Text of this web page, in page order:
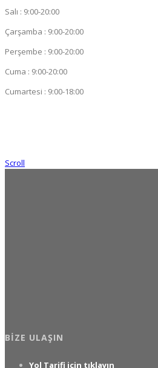
Salı : 9:00-20:00
Çarşamba : 9:00-20:00
Perşembe : 9:00-20:00
Cuma : 9:00-20:00
Cumartesi : 9:00-18:00
Scroll
BIZE ULAŞIN
Yol Tarifi için tıklayın